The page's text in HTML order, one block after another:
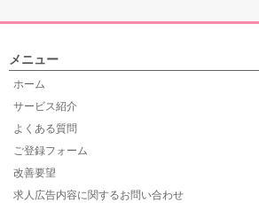
メニュー
ホーム
サービス紹介
よくある質問
ご登録フォーム
改善要望
求人広告内容に関するお問い合わせ